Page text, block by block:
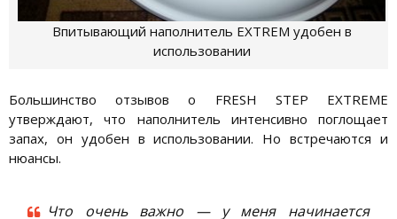
Впитывающий наполнитель EXTREM удобен в
использовании
Большинство отзывов о FRESH STEP EXTREME
утверждают, что наполнитель интенсивно поглощает
запах, он удобен в использовании. Но встречаются и
нюансы.
Что очень важно — у меня начинается